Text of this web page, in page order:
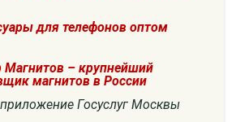
для телефонов оптом
– крупнейший
магнитов в России
Госуслуг Москвы